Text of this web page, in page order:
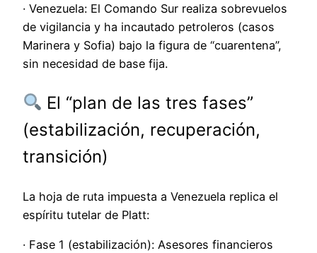
· Venezuela: El Comando Sur realiza sobrevuelos
de vigilancia y ha incautado petroleros (casos
Marinera y Sofia) bajo la figura de “cuarentena”,
sin necesidad de base fija.
El “plan de las tres fases”
(estabilización, recuperación,
transición)
La hoja de ruta impuesta a Venezuela replica el
espíritu tutelar de Platt:
· Fase 1 (estabilización): Asesores financieros